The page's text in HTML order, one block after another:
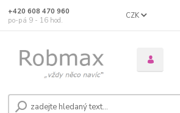
CZK
+420 608 470 960
po-pá 9 - 16 hod.